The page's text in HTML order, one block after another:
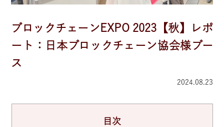
ブロックチェーンEXPO 2023【秋】レポ
ート：日本ブロックチェーン協会様ブー
ス
2024.08.23
目次